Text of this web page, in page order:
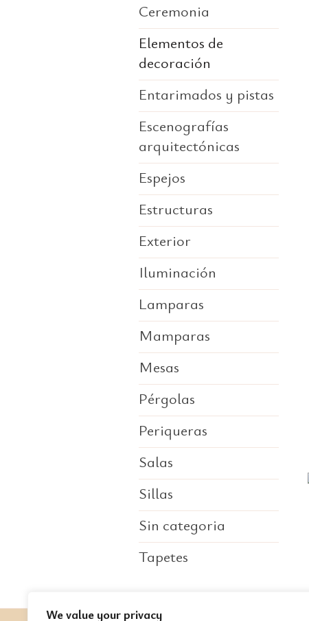
We value your privacy
Ceremonia
Elementos de
decoración
Entarimados y pistas
Escenografías
arquitectónicas
Espejos
Estructuras
Exterior
Iluminación
Lamparas
Mamparas
Mesas
Pérgolas
Periqueras
Salas
Sillas
Sin categoria
Tapetes